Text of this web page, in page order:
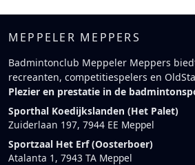
MEPPELER MEPPERS
Badmintonclub Meppeler Meppers
recreanten, competitiespelers en
Plezier en prestatie in de
Sporthal Koedijkslanden (Het Palet)
Zuiderlaan 197, 7944 EE Meppel
Sportzaal Het Erf (Oosterboer)
Atalanta 1, 7943 TA Meppel